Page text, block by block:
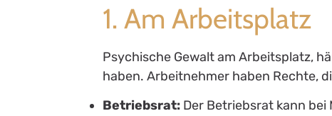
1. Am Arbeitsplatz
Psychische Gewalt am Arbeitsplatz,
haben. Arbeitnehmer haben Rechte,
Betriebsrat: Der Betriebsrat kann